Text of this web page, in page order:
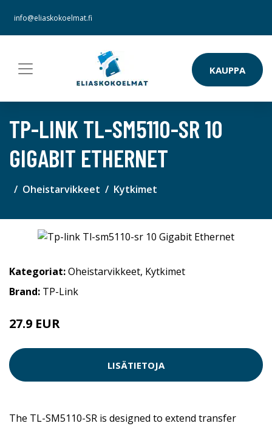
info@eliaskokoelmat.fi
KAUPPA
TP-LINK TL-SM5110-SR 10
GIGABIT ETHERNET
Oheistarvikkeet Kytkimet
Kategoriat:Oheistarvikkeet, Kytkimet
Brand: TP-Link
27.9 EUR
LISÄTIETOJA
The TL-SM5110-SR is designed to extend transfer